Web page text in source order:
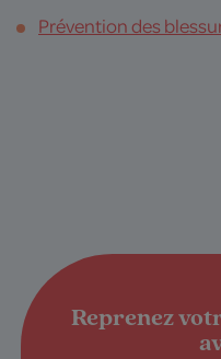
Prévention des
Reprenez